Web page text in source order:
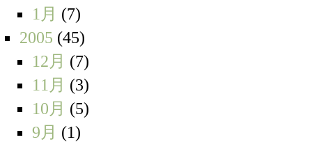
1月 (7)
2005 (45)
12月 (7)
11月 (3)
10月 (5)
9月 (1)